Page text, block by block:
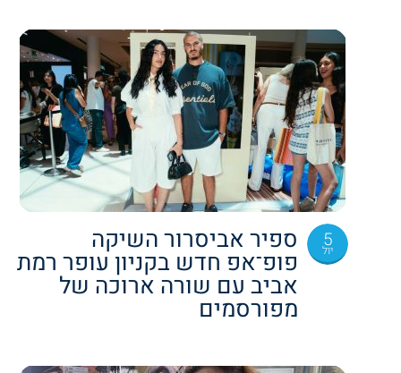
5
יול ספיר אביסרור השיקה
פופ־אפ חדש בקניון עופר רמת
אביב עם שורה ארוכה של
מפורסמים